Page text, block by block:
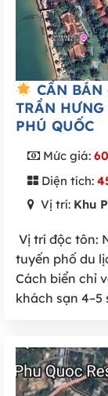
CẦN BÁN
TRẦN
PHÚ QUỐC
Mức giá: 60
Diện tích:
Vị trí: Khu
Vị trí độc tôn:
tuyến phố du
Cách biển chỉ
khách sạn